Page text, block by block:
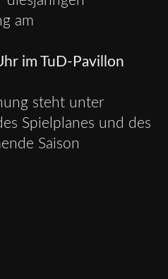
am
im TuD-Pavillon
steht unter
Spielplanes und des
Saison